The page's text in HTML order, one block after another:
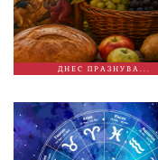
ДНЕС ПРАЗНУВА...